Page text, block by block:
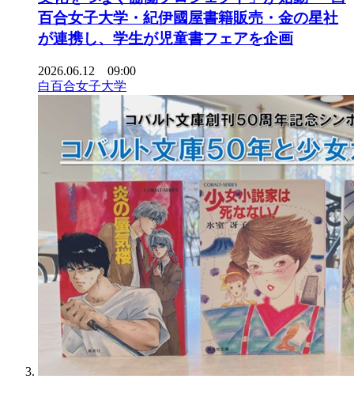
百合女子大学・紀伊國屋書籍販売・金の星社
が連携し、学生が児童書フェアを企画
2026.06.12 09:00
白百合女子大学